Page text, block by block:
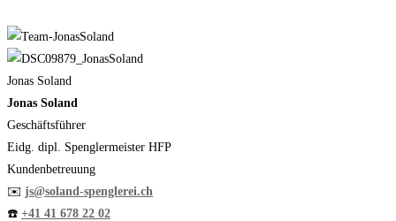
Jonas Soland
Jonas Soland
Geschäftsführer
Eidg. dipl. Spenglermeister HFP
Kundenbetreuung
✉️ js@soland-spenglerei.ch
☎️ +41 41 678 22 02